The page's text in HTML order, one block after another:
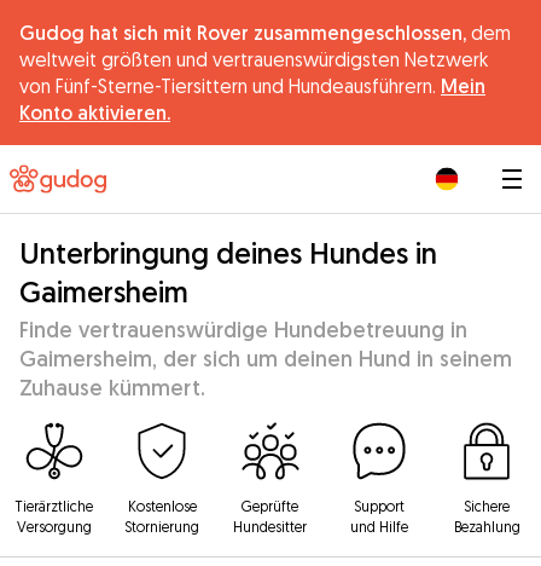
Gudog hat sich mit Rover zusammengeschlossen, dem
weltweit größten und vertrauenswürdigsten Netzwerk
von Fünf-Sterne-Tiersittern und Hundeausführern. Mein
Konto aktivieren.
Unterbringung deines Hundes in
Gaimersheim
Finde vertrauenswürdige Hundebetreuung in
Gaimersheim, der sich um deinen Hund in seinem
Zuhause kümmert.
Tierärztliche
Versorgung
Kostenlose
Stornierung
Geprüfte
Hundesitter
Support
und Hilfe
Sichere
Bezahlung